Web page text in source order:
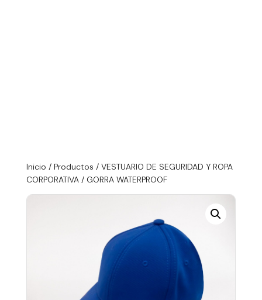
Inicio / Productos / VESTUARIO DE SEGURIDAD Y ROPA
CORPORATIVA/ GORRA WATERPROOF